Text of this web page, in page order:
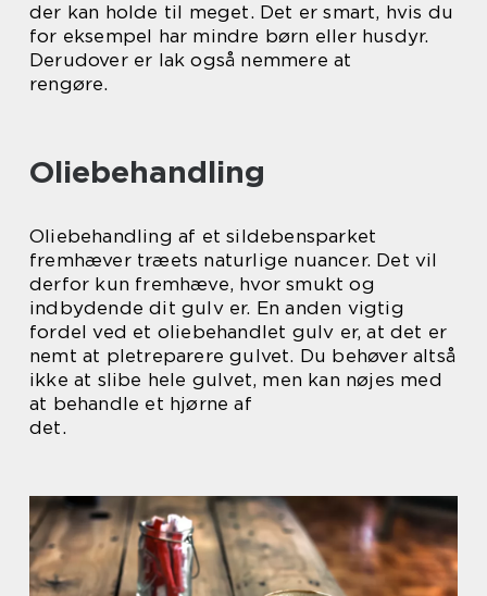
der kan holde til meget. Det er smart, hvis du
for eksempel har mindre børn eller husdyr.
Derudover er lak også nemmere at
rengøre.
Oliebehandling
Oliebehandling af et sildebensparket
fremhæver træets naturlige nuancer. Det vil
derfor kun fremhæve, hvor smukt og
indbydende dit gulv er. En anden vigtig
fordel ved et oliebehandlet gulv er, at det er
nemt at pletreparere gulvet. Du behøver altså
ikke at slibe hele gulvet, men kan nøjes med
at behandle et hjørne af
det.